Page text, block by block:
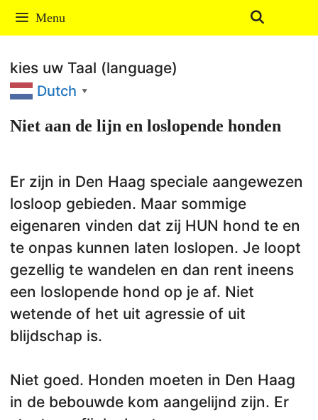
Ga
naar
inhoud
Menu
kies uw Taal (language)
Dutch ▼
Niet aan de lijn en loslopende honden
Er zijn in Den Haag speciale aangewezen
losloop gebieden. Maar sommige
eigenaren vinden dat zij HUN hond te en
te onpas kunnen laten loslopen. Je loopt
gezellig te wandelen en dan rent ineens
een loslopende hond op je af. Niet
wetende of het uit agressie of uit
blijdschap is.
Niet goed. Honden moeten in Den Haag
in de bebouwde kom aangelijnd zijn. Er